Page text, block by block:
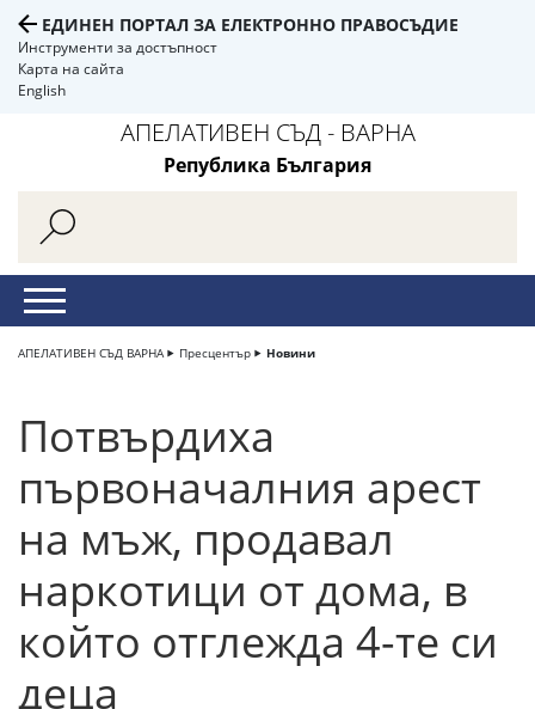
ЕДИНЕН ПОРТАЛ ЗА ЕЛЕКТРОННО ПРАВОСЪДИЕ
Инструменти за достъпност
Карта на сайта
English
АПЕЛАТИВЕН СЪД - ВАРНА
Република България
АПЕЛАТИВЕН СЪД ВАРНА Пресцентър Новини
Потвърдиха
първоначалния арест
на мъж, продавал
наркотици от дома, в
който отглежда 4-те си
деца